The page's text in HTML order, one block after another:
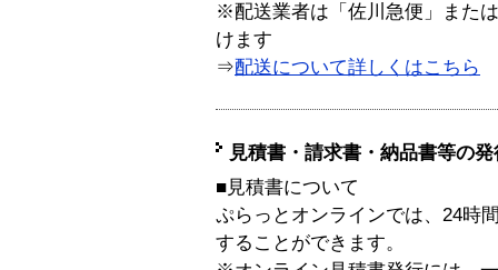
※配送業者は「佐川急便」また
けます
⇒配送について詳しくはこちら
見積書・請求書・納品書等の
■見積書について
ぷらっとオンラインでは、24時
することができます。